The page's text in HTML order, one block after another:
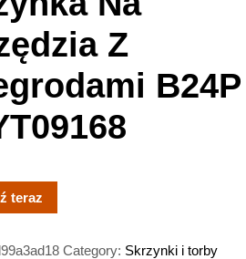
Z
B24P
teraz
Category: Skrzynki i torby